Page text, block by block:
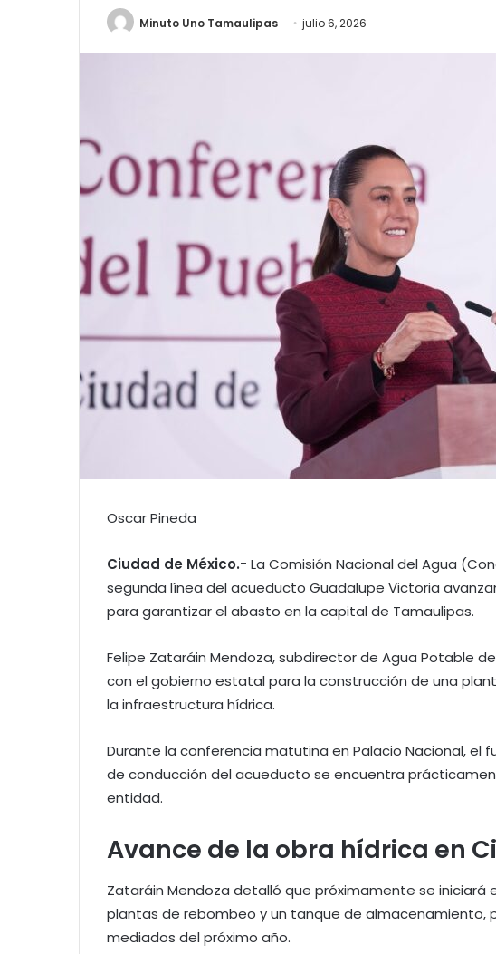
Minuto Uno Tamaulipas julio 6, 2026
Oscar Pineda
Ciudad de México.- La Comisión Nacional del Agua
segunda línea del acueducto Guadalupe Victoria
para garantizar el abasto en la capital de Tamaulipas.
​Felipe Zataráin Mendoza, subdirector de Agua Potable
con el gobierno estatal para la construcción de una
la infraestructura hídrica.
​Durante la conferencia matutina en Palacio Nacional, el
de conducción del acueducto se encuentra
entidad.
​Avance de la obra hídrica en
​Zataráin Mendoza detalló que próximamente se iniciará
plantas de rebombeo y un tanque de almacenamiento,
mediados del próximo año.